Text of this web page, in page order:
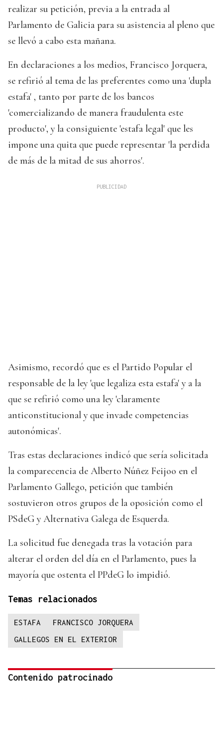
realizar su petición, previa a la entrada al
Parlamento de Galicia para su asistencia al pleno que
se llevó a cabo esta mañana.
En declaraciones a los medios, Francisco Jorquera,
se refirió al tema de las preferentes como una 'dupla
estafa' , tanto por parte de los bancos
'comercializando de manera fraudulenta este
producto', y la consiguiente 'estafa legal' que les
impone una quita que puede representar 'la perdida
de más de la mitad de sus ahorros'.
Asimismo, recordó que es el Partido Popular el
responsable de la ley 'que legaliza esta estafa' y a la
que se refirió como una ley 'claramente
anticonstitucional y que invade competencias
autonómicas'.
Tras estas declaraciones indicó que sería solicitada
la comparecencia de Alberto Núñez Feijoo en el
Parlamento Gallego, petición que también
sostuvieron otros grupos de la oposición como el
PSdeG y Alternativa Galega de Esquerda.
La solicitud fue denegada tras la votación para
alterar el orden del día en el Parlamento, pues la
mayoría que ostenta el PPdeG lo impidió.
Temas relacionados
ESTAFA
FRANCISCO JORQUERA
GALLEGOS EN EL EXTERIOR
Contenido patrocinado